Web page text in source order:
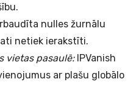
nulles žurnālu
netiek ierakstīti.
vietas pasaulē:IPVanish
ar plašu globālo